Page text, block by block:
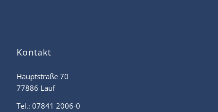
Kontakt
Hauptstraße 70
77886 Lauf
Tel.: 07841 2006-0